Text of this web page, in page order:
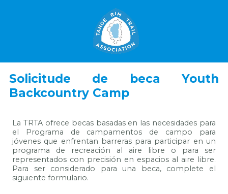
Solicitude de beca Youth
Backcountry Camp
La TRTA ofrece becas basadas en las necesidades para
el Programa de campamentos de campo para
jóvenes que enfrentan barreras para participar en un
programa de recreación al aire libre o para ser
representados con precisión en espacios al aire libre.
Para ser considerado para una beca, complete el
siguiente formulario.